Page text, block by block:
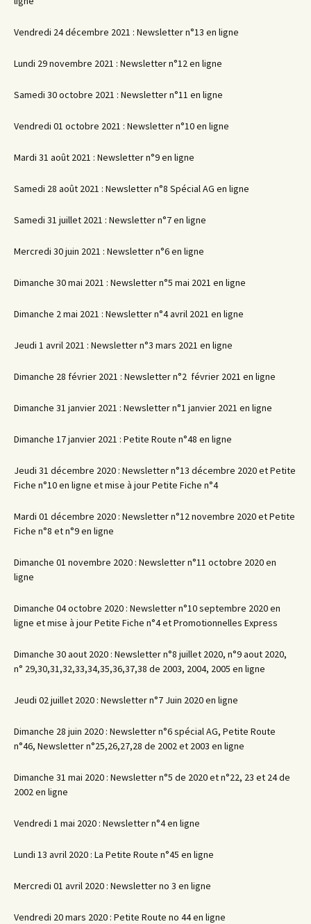
Vendredi 24 décembre 2021 : Newsletter n°13 en ligne
Lundi 29 novembre 2021 : Newsletter n°12 en ligne
Samedi 30 octobre 2021 : Newsletter n°11 en ligne
Vendredi 01 octobre 2021 : Newsletter n°10 en ligne
Mardi 31 août 2021 : Newsletter n°9 en ligne
Samedi 28 août 2021 : Newsletter n°8 Spécial AG en ligne
Samedi 31 juillet 2021 : Newsletter n°7 en ligne
Mercredi 30 juin 2021 : Newsletter n°6 en ligne
Dimanche 30 mai 2021 : Newsletter n°5 mai 2021 en ligne
Dimanche 2 mai 2021 : Newsletter n°4 avril 2021 en ligne
Jeudi 1 avril 2021 : Newsletter n°3 mars 2021 en ligne
Dimanche 28 février 2021 : Newsletter n°2 février 2021 en ligne
Dimanche 31 janvier 2021 : Newsletter n°1 janvier 2021 en ligne
Dimanche 17 janvier 2021 : Petite Route n°48 en ligne
Jeudi 31 décembre 2020 : Newsletter n°13 décembre 2020 et Petite
Fiche n°10 en ligne et mise à jour Petite Fiche n°4
Mardi 01 décembre 2020 : Newsletter n°12 novembre 2020 et Petite
Fiche n°8 et n°9 en ligne
Dimanche 01 novembre 2020 : Newsletter n°11 octobre 2020 en
ligne
Dimanche 04 octobre 2020 : Newsletter n°10 septembre 2020 en
ligne et mise à jour Petite Fiche n°4 et Promotionnelles Express
Dimanche 30 aout 2020 : Newsletter n°8 juillet 2020, n°9 aout 2020,
n° 29,30,31,32,33,34,35,36,37,38 de 2003, 2004, 2005 en ligne
Jeudi 02 juillet 2020 : Newsletter n°7 Juin 2020 en ligne
Dimanche 28 juin 2020 : Newsletter n°6 spécial AG, Petite Route
n°46, Newsletter n°25,26,27,28 de 2002 et 2003 en ligne
Dimanche 31 mai 2020 : Newsletter n°5 de 2020 et n°22, 23 et 24 de
2002 en ligne
Vendredi 1 mai 2020 : Newsletter n°4 en ligne
Lundi 13 avril 2020 : La Petite Route n°45 en ligne
Mercredi 01 avril 2020 : Newsletter no 3 en ligne
Vendredi 20 mars 2020 : Petite Route no 44 en ligne